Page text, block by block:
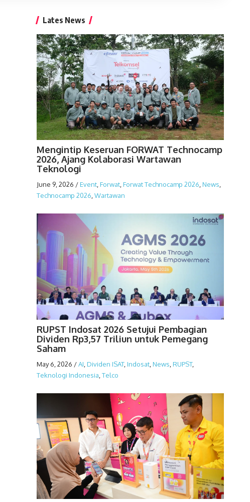
Lates News
Mengintip Keseruan FORWAT Technocamp
2026, Ajang Kolaborasi Wartawan
Teknologi
June 9, 2026 /Event,Forwat,Forwat Technocamp 2026,News,
Technocamp 2026,Wartawan
RUPST Indosat 2026 Setujui Pembagian
Dividen Rp3,57 Triliun untuk Pemegang
Saham
May 6, 2026 /AI Dividen ISAT, Indosat, News RUPST,
Teknologi Indonesia Telco